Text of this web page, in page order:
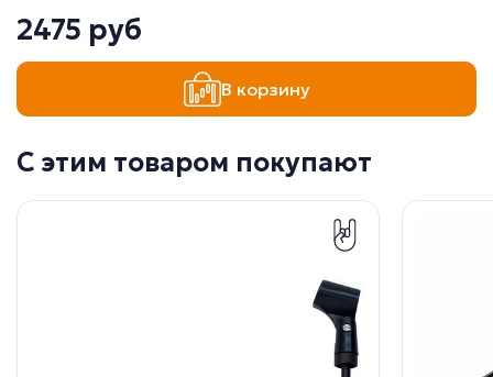
2475 руб
В корзину
С этим товаром покупают